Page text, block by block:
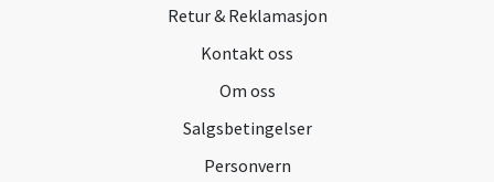
Retur & Reklamasjon
Kontakt oss
Om oss
Salgsbetingelser
Personvern